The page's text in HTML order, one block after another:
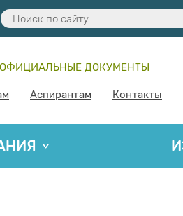
ОФИЦИАЛЬНЫЕ ДОКУМЕНТЫ
Аспирантам Контакты